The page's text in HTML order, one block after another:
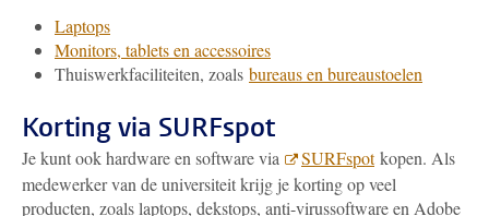
Laptops
Monitors, tablets en accessoires
Thuiswerkfaciliteiten, zoals bureaus en bureaustoelen
Korting via SURFspot
Je kunt ook hardware en software via SURFspotkopen. Als
medewerker van de universiteit krijg je korting op veel
producten, zoals laptops, dekstops, anti-virussoftware en Adobe